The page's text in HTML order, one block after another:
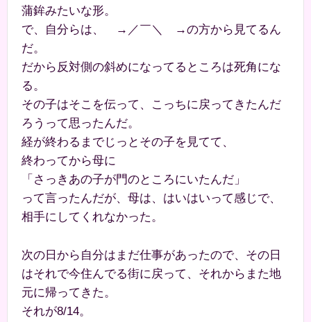
蒲鉾みたいな形。
で、自分らは、 →／￣＼ →の方から見てるん
だ。
だから反対側の斜めになってるところは死角にな
る。
その子はそこを伝って、こっちに戻ってきたんだ
ろうって思ったんだ。
経が終わるまでじっとその子を見てて、
終わってから母に
「さっきあの子が門のところにいたんだ」
って言ったんだが、母は、はいはいって感じで、
相手にしてくれなかった。
次の日から自分はまだ仕事があったので、その日
はそれで今住んでる街に戻って、それからまた地
元に帰ってきた。
それが8/14。